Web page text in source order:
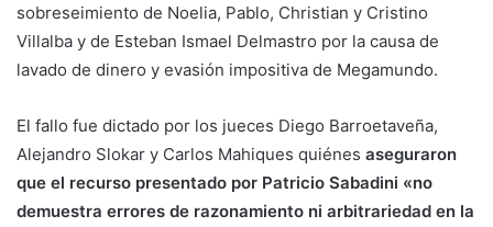
sobreseimiento de Noelia, Pablo, Christian y Cristino
Villalba y de Esteban Ismael Delmastro por la causa de
lavado de dinero y evasión impositiva de Megamundo.
El fallo fue dictado por los jueces Diego Barroetaveña,
Alejandro Slokar y Carlos Mahiques quiénes aseguraron
que el recurso presentado por Patricio Sabadini «no
demuestra errores de razonamiento ni arbitrariedad en la